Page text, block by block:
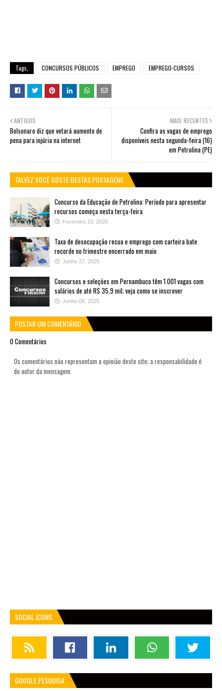
Tags, CONCURSOS PÚBLICOS EMPREGO EMPREGO-CURSOS
MAIS RECENTES
Confira as vagas de emprego
disponíveis nesta segunda-feira (16)
em Petrolina (PE)
ANTIGOS
Bolsonaro diz que vetará aumento de
pena para injúria na internet
TALVEZ VOCÊ GOSTE DESTAS POSTAGENS
Concurso da Educação de Petrolina: Período para apresentar
recursos começa nesta terça-feira
Fevereiro 10, 2026
Taxa de desocupação recua e emprego com carteira bate
recorde no trimestre encerrado em maio
Junho 27, 2025
Concursos e seleções em Pernambuco têm 1.001 vagas com
salários de até R$ 35,9 mil; veja como se inscrever
Junho 08, 2025
POSTAR UM COMENTÁRIO
0 Comentários
Os comentários não representam a opinião deste site; a responsabilidade é
do autor da mensagem.
SOCIAL ICONS
GOOGLE PESQUISA